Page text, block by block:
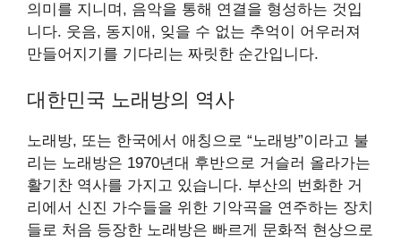
의미를 지니며, 음악을 통해 연결을 형성하는 것입
니다. 웃음, 동지애, 잊을 수 없는 추억이 어우러져
만들어지기를 기다리는 짜릿한 순간입니다.
대한민국 노래방의 역사
노래방, 또는 한국에서 애칭으로 “노래방”이라고 불
리는 노래방은 1970년대 후반으로 거슬러 올라가는
활기찬 역사를 가지고 있습니다. 부산의 번화한 거
리에서 신진 가수들을 위한 기악곡을 연주하는 장치
들로 처음 등장한 노래방은 빠르게 문화적 현상으로